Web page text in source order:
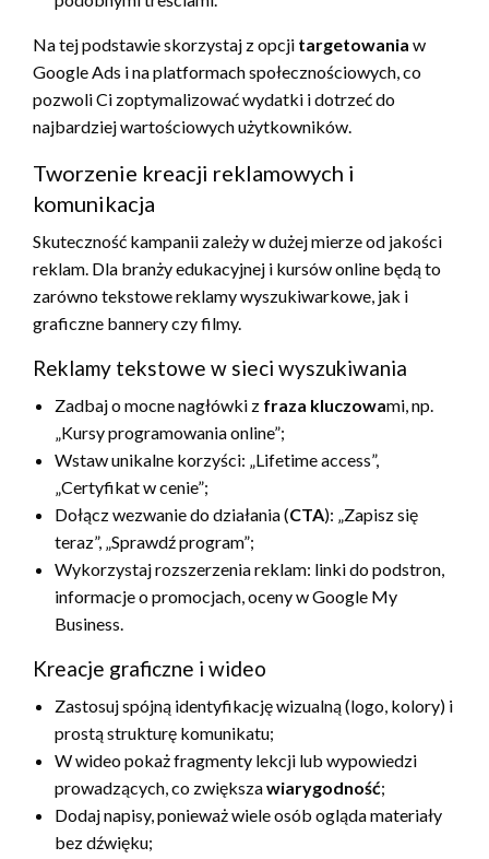
Na tej podstawie skorzystaj z opcji targetowania w
Google Ads i na platformach społecznościowych, co
pozwoli Ci zoptymalizować wydatki i dotrzeć do
najbardziej wartościowych użytkowników.
Tworzenie kreacji reklamowych i
komunikacja
Skuteczność kampanii zależy w dużej mierze od jakości
reklam. Dla branży edukacyjnej i kursów online będą to
zarówno tekstowe reklamy wyszukiwarkowe, jak i
graficzne bannery czy filmy.
Reklamy tekstowe w sieci wyszukiwania
Zadbaj o mocne nagłówki z fraza kluczowami, np.
„Kursy programowania online”;
Wstaw unikalne korzyści: „Lifetime access”,
„Certyfikat w cenie”;
Dołącz wezwanie do działania (CTA): „Zapisz się
teraz”, „Sprawdź program”;
Wykorzystaj rozszerzenia reklam: linki do podstron,
informacje o promocjach, oceny w Google My
Business.
Kreacje graficzne i wideo
Zastosuj spójną identyfikację wizualną (logo, kolory) i
prostą strukturę komunikatu;
W wideo pokaż fragmenty lekcji lub wypowiedzi
prowadzących, co zwiększawiarygodność;
Dodaj napisy, ponieważ wiele osób ogląda materiały
bez dźwięku;